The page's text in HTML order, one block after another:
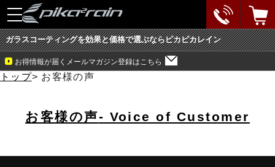
toggle
navigation
ガラスコーティングを効果と価格で選ぶならピカピカレイン
お得情報が届くメールマガジン登録はこちら
トップ> お客様の声
お客様の声- Voice of Customer